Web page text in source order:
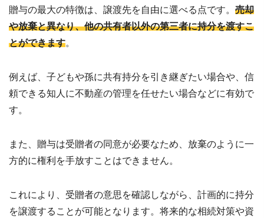
贈与の最大の特徴は、譲渡先を自由に選べる点です。 売却
や放棄と異なり、他の共有者以外の第三者に持分を渡すこ
とができます。
例えば、子どもや孫に共有持分を引き継ぎたい場合や、信
頼できる知人に不動産の管理を任せたい場合などに有効で
す。
また、贈与は受贈者の同意が必要なため、放棄のように一
方的に権利を手放すことはできません。
これにより、受贈者の意思を確認しながら、計画的に持分
を譲渡することが可能となります。将来的な相続対策や資